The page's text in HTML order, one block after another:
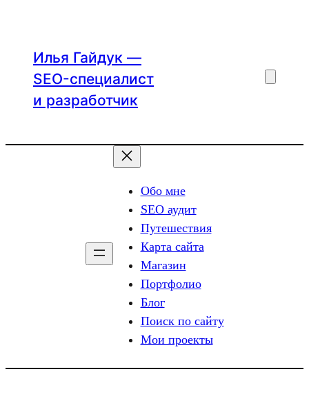
содержимому
Илья Гайдук —
SEO-специалист
и разработчик
Обо мне
SEO аудит
Путешествия
Карта сайта
Магазин
Портфолио
Блог
Поиск по сайту
Мои проекты